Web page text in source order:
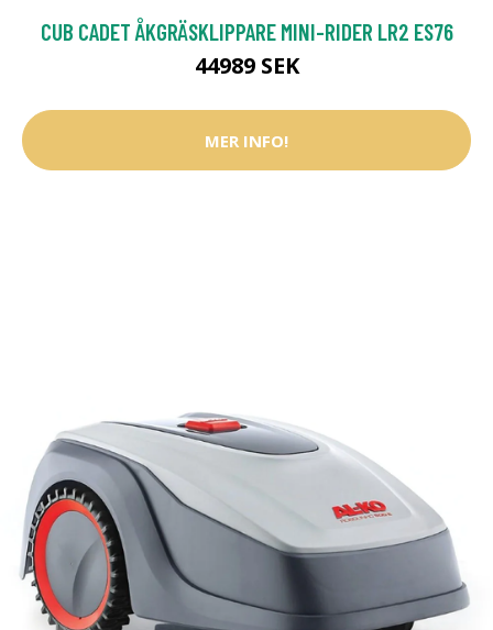
CUB CADET ÅKGRÄSKLIPPARE MINI-RIDER LR2 ES76
44989 SEK
MER INFO!